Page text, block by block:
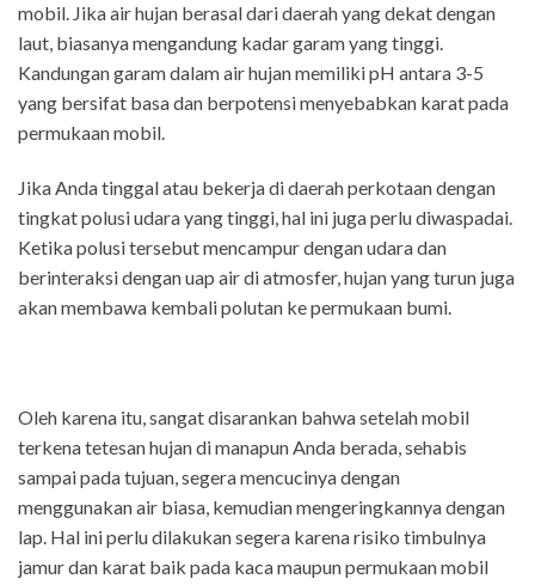
mobil. Jika air hujan berasal dari daerah yang dekat dengan
laut, biasanya mengandung kadar garam yang tinggi.
Kandungan garam dalam air hujan memiliki pH antara 3-5
yang bersifat basa dan berpotensi menyebabkan karat pada
permukaan mobil.
Jika Anda tinggal atau bekerja di daerah perkotaan dengan
tingkat polusi udara yang tinggi, hal ini juga perlu diwaspadai.
Ketika polusi tersebut mencampur dengan udara dan
berinteraksi dengan uap air di atmosfer, hujan yang turun juga
akan membawa kembali polutan ke permukaan bumi.
Oleh karena itu, sangat disarankan bahwa setelah mobil
terkena tetesan hujan di manapun Anda berada, sehabis
sampai pada tujuan, segera mencucinya dengan
menggunakan air biasa, kemudian mengeringkannya dengan
lap. Hal ini perlu dilakukan segera karena risiko timbulnya
jamur dan karat baik pada kaca maupun permukaan mobil